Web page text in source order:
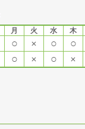
月 火 水 木
○ × ○ ○
○ × ○ ×